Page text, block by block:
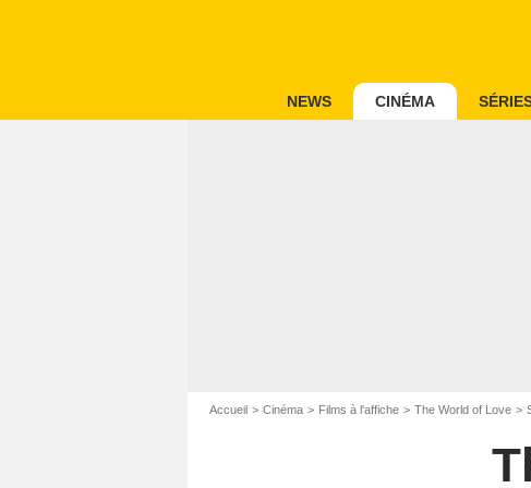
NEWS CINÉMA
Accueil Cinéma Films à l'affiche The World of Love